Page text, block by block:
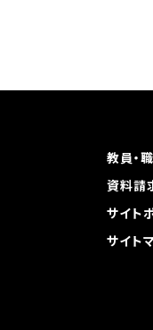
教員・
資料請
サイト
サイト